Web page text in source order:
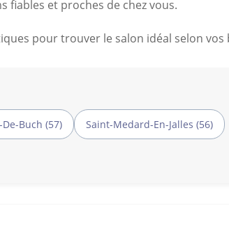
fiables et proches de chez vous.
pour trouver le salon idéal selon vos
De-Buch (57) Saint-Medard-En-Jalles (56)